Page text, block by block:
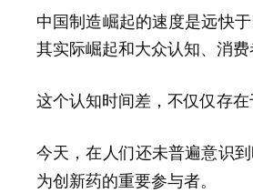
中国制造崛起的速度是远快
其实际崛起和大众认知、 消
这个认知时间差 ，不仅仅存
今天，在人们还未普遍意识
为创新药的重要参与者。